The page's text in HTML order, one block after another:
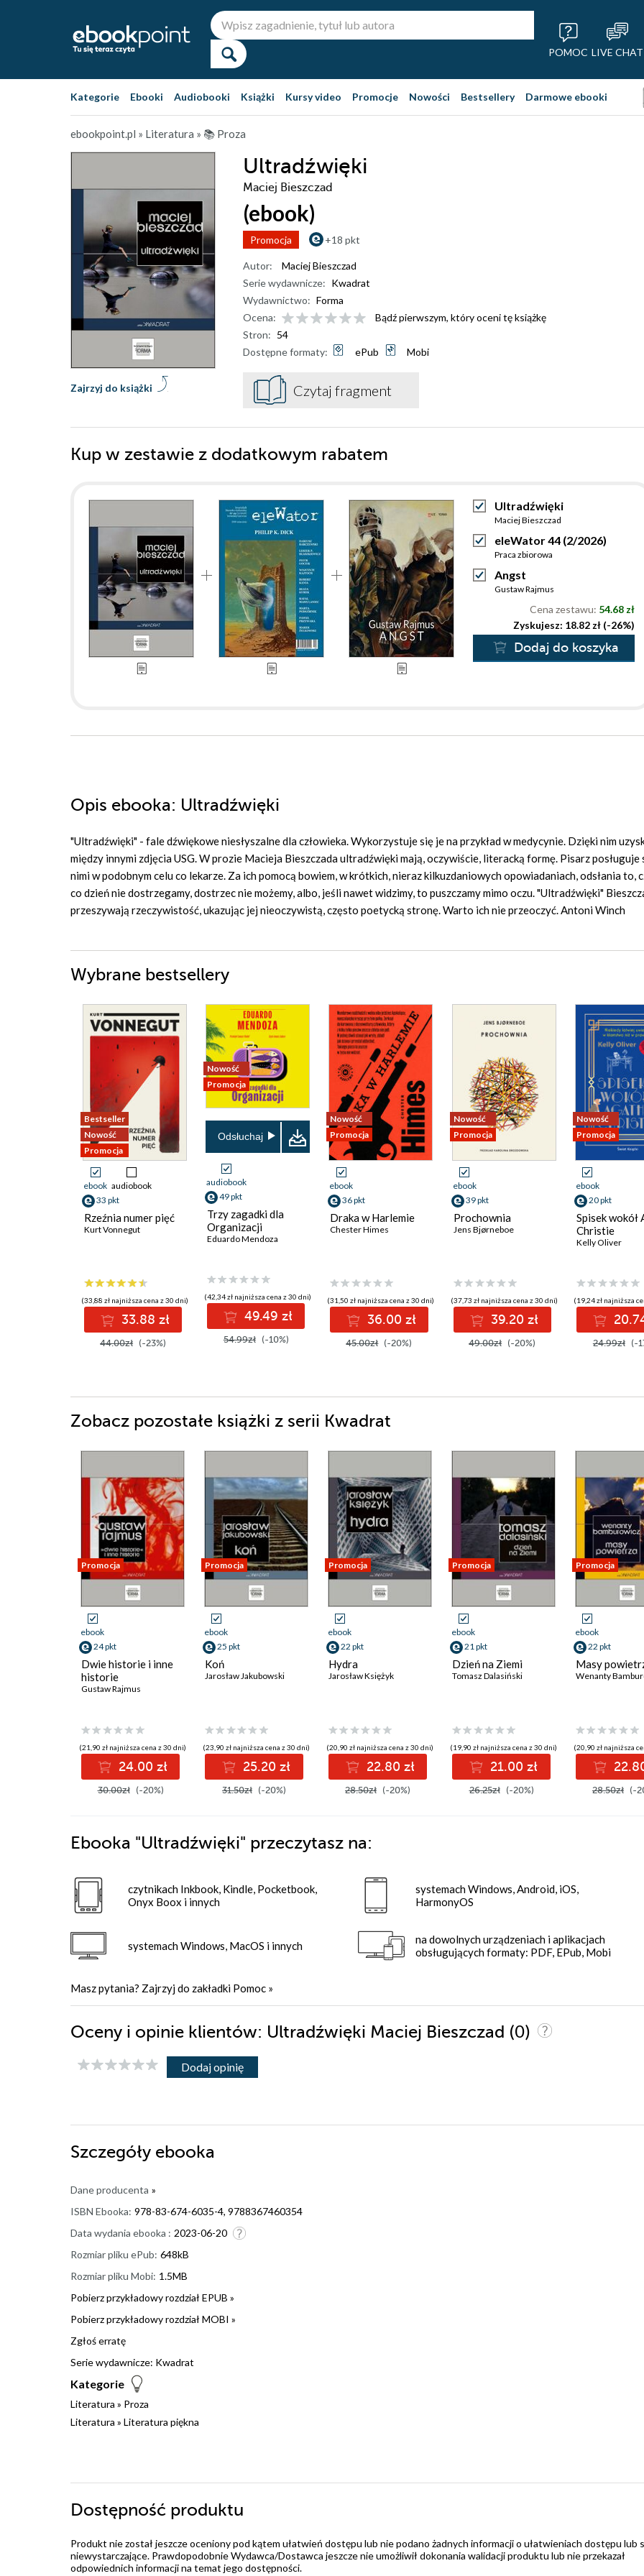
POMOC LIVE CHAT
Kategorie Ebooki Audiobooki Książki Kursy video Promocje Nowości Bestsellery Darmowe ebooki
ebookpoint.pl » Literatura » 📚 Proza
Ultradźwięki
Maciej Bieszczad
(ebook)
Promocja +18 pkt
Zajrzyj do książki
Autor:
Maciej Bieszczad
Serie wydawnicze: Kwadrat
Wydawnictwo: Forma
Ocena:
Bądź pierwszym, który oceni tę książkę
Stron: 54
Dostępne formaty:
ePub Mobi
Czytaj fragment
Kup w zestawie z dodatkowym rabatem
Ultradźwięki
Maciej Bieszczad
eleWator 44 (2/2026)
Praca zbiorowa
Angst
Gustaw Rajmus
Cena zestawu: 54.68 zł
Zyskujesz: 18.82 zł (-26%)
Dodaj do koszyka
Opis ebooka: Ultradźwięki
"Ultradźwięki" - fale dźwiękowe niesłyszalne dla człowieka. Wykorzystuje się je na przykład w medycynie. Dzięki nim
między innymi zdjęcia USG. W prozie Macieja Bieszczada ultradźwięki mają, oczywiście, literacką formę. Pisarz posługuje
nimi w podobnym celu co lekarze. Za ich pomocą bowiem, w krótkich, nieraz kilkuzdaniowych opowiadaniach, odsłania to,
co dzień nie dostrzegamy, dostrzec nie możemy, albo, jeśli nawet widzimy, to puszczamy mimo oczu. "Ultradźwięki"
przeszywają rzeczywistość, ukazując jej nieoczywistą, często poetycką stronę. Warto ich nie przeoczyć. Antoni Winch
Wybrane bestsellery
Bestseller
Nowość
Promocja
ebook audiobook
33 pkt
Rzeźnia numer pięć
Kurt Vonnegut
(33,88 zł najniższa cena z 30 dni)
33.88 zł
44.00zł (-23%)
Nowość
Promocja
Odsłuchaj
audiobook
49 pkt
Trzy zagadki dla
Organizacji
Eduardo Mendoza
(42,34 zł najniższa cena z 30 dni)
49.49 zł
54.99zł (-10%)
Nowość
Promocja
ebook
36 pkt
Draka w Harlemie
Chester Himes
(31,50 zł najniższa cena z 30 dni)
36.00 zł
45.00zł (-20%)
Nowość
Promocja
ebook
39 pkt
Prochownia
Jens Bjørneboe
(37,73 zł najniższa cena z 30 dni)
39.20 zł
49.00zł (-20%)
Nowość
Promocja
ebook
20 pkt
Spisek wokół
Christie
Kelly Oliver
(19,24 zł najniższa
24.99zł (-
Zobacz pozostałe książki z serii Kwadrat
Promocja
ebook
24 pkt
Dwie historie i inne
historie
Gustaw Rajmus
(21,90 zł najniższa cena z 30 dni)
24.00 zł
30.00zł (-20%)
Promocja
ebook
25 pkt
Koń
Jarosław Jakubowski
(23,90 zł najniższa cena z 30 dni)
25.20 zł
31.50zł (-20%)
Promocja
ebook
22 pkt
Hydra
Jarosław Księżyk
(20,90 zł najniższa cena z 30 dni)
22.80 zł
28.50zł (-20%)
Promocja
ebook
21 pkt
Dzień na Ziemi
Tomasz Dalasiński
(19,90 zł najniższa cena z 30 dni)
21.00 zł
26.25zł (-20%)
Promocja
ebook
22 pkt
Masy
Wenanty
(20,90 zł najniższa
28.50zł (-
Ebooka "Ultradźwięki" przeczytasz na:
czytnikach Inkbook, Kindle, Pocketbook,
Onyx Boox i innych
systemach Windows, MacOS i innych
systemach Windows, Android, iOS,
HarmonyOS
na dowolnych urządzeniach i aplikacjach
obsługujących formaty: PDF, EPub, Mobi
Masz pytania? Zajrzyj do zakładki Pomoc »
Oceny i opinie klientów: Ultradźwięki Maciej Bieszczad (0)
Dodaj opinię
Szczegóły ebooka
Dane producenta »
ISBN Ebooka: 978-83-674-6035-4, 9788367460354
Data wydania ebooka : 2023-06-20
Rozmiar pliku ePub: 648kB
Rozmiar pliku Mobi: 1.5MB
Pobierz przykładowy rozdział EPUB »
Pobierz przykładowy rozdział MOBI »
Zgłoś erratę
Serie wydawnicze: Kwadrat
Kategorie
Literatura » Proza
Literatura » Literatura piękna
Dostępność produktu
Produkt nie został jeszcze oceniony pod kątem ułatwień dostępu lub nie podano żadnych informacji o ułatwieniach dostępu lub
niewystarczające. Prawdopodobnie Wydawca/Dostawca jeszcze nie umożliwił dokonania walidacji produktu lub nie przekazał
odpowiednich informacji na temat jego dostępności.